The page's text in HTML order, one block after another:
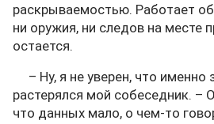
раскрываемостью. Работает
ни оружия, ни следов на месте
остается.
– Ну, я не уверен, что именно
растерялся мой собеседник. –
что данных мало, о чем-то